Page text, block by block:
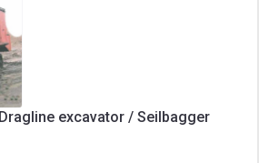
excavator / Seilbagger